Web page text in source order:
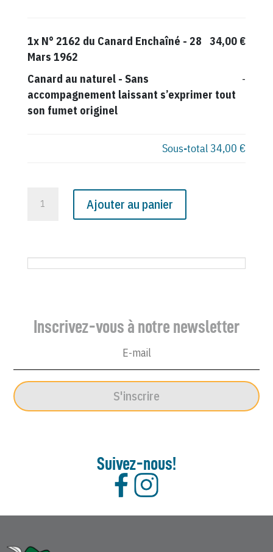
1x N° 2162 du Canard Enchaîné - 28
Mars 1962
34,00 €
Canard au naturel- Sans
accompagnement laissant s’exprimer tout
son fumet originel
-
Sous-total34,00 €
du
28
Ajouter au panier
Inscrivez-vous à notre newsletter
S'inscrire
Suivez-nous!